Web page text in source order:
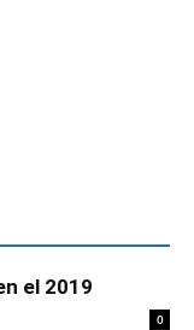
el 2019
0